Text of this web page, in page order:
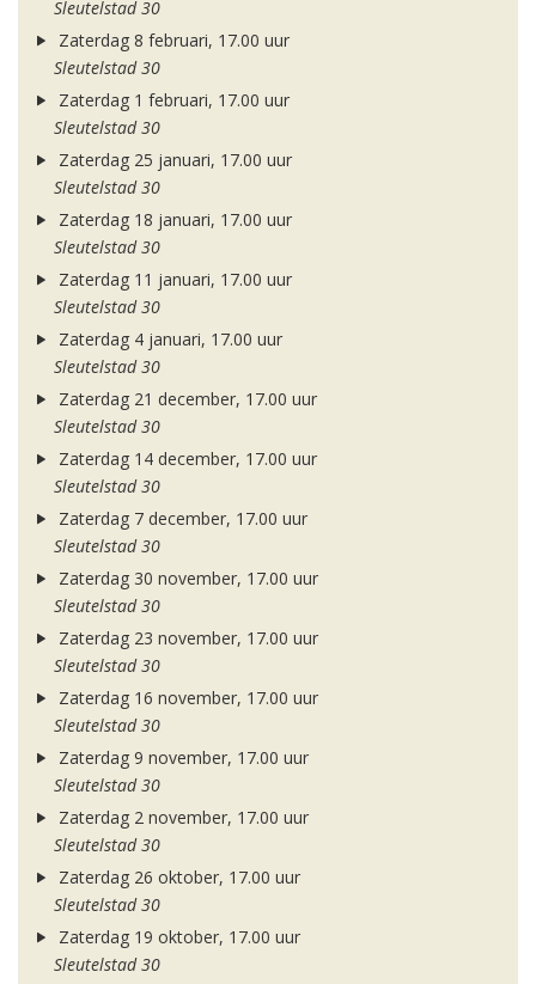
Sleutelstad 30
Zaterdag 8 februari, 17.00 uur
Sleutelstad 30
Zaterdag 1 februari, 17.00 uur
Sleutelstad 30
Zaterdag 25 januari, 17.00 uur
Sleutelstad 30
Zaterdag 18 januari, 17.00 uur
Sleutelstad 30
Zaterdag 11 januari, 17.00 uur
Sleutelstad 30
Zaterdag 4 januari, 17.00 uur
Sleutelstad 30
Zaterdag 21 december, 17.00 uur
Sleutelstad 30
Zaterdag 14 december, 17.00 uur
Sleutelstad 30
Zaterdag 7 december, 17.00 uur
Sleutelstad 30
Zaterdag 30 november, 17.00 uur
Sleutelstad 30
Zaterdag 23 november, 17.00 uur
Sleutelstad 30
Zaterdag 16 november, 17.00 uur
Sleutelstad 30
Zaterdag 9 november, 17.00 uur
Sleutelstad 30
Zaterdag 2 november, 17.00 uur
Sleutelstad 30
Zaterdag 26 oktober, 17.00 uur
Sleutelstad 30
Zaterdag 19 oktober, 17.00 uur
Sleutelstad 30